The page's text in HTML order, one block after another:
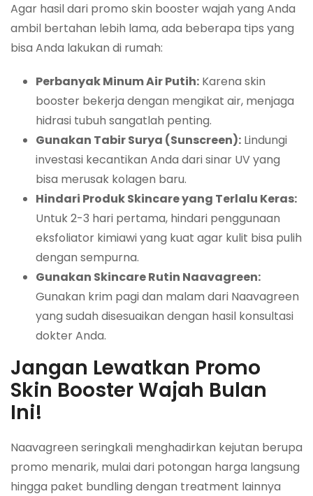
Agar hasil dari promo skin booster wajah yang Anda
ambil bertahan lebih lama, ada beberapa tips yang
bisa Anda lakukan di rumah:
Perbanyak Minum Air Putih: Karena skin
booster bekerja dengan mengikat air, menjaga
hidrasi tubuh sangatlah penting.
Gunakan Tabir Surya (Sunscreen): Lindungi
investasi kecantikan Anda dari sinar UV yang
bisa merusak kolagen baru.
Hindari Produk Skincare yang Terlalu Keras:
Untuk 2-3 hari pertama, hindari penggunaan
eksfoliator kimiawi yang kuat agar kulit bisa pulih
dengan sempurna.
Gunakan Skincare Rutin Naavagreen:
Gunakan krim pagi dan malam dari Naavagreen
yang sudah disesuaikan dengan hasil konsultasi
dokter Anda.
Jangan Lewatkan Promo
Skin Booster Wajah Bulan
Ini!
Naavagreen seringkali menghadirkan kejutan berupa
promo menarik, mulai dari potongan harga langsung
hingga paket bundling dengan treatment lainnya